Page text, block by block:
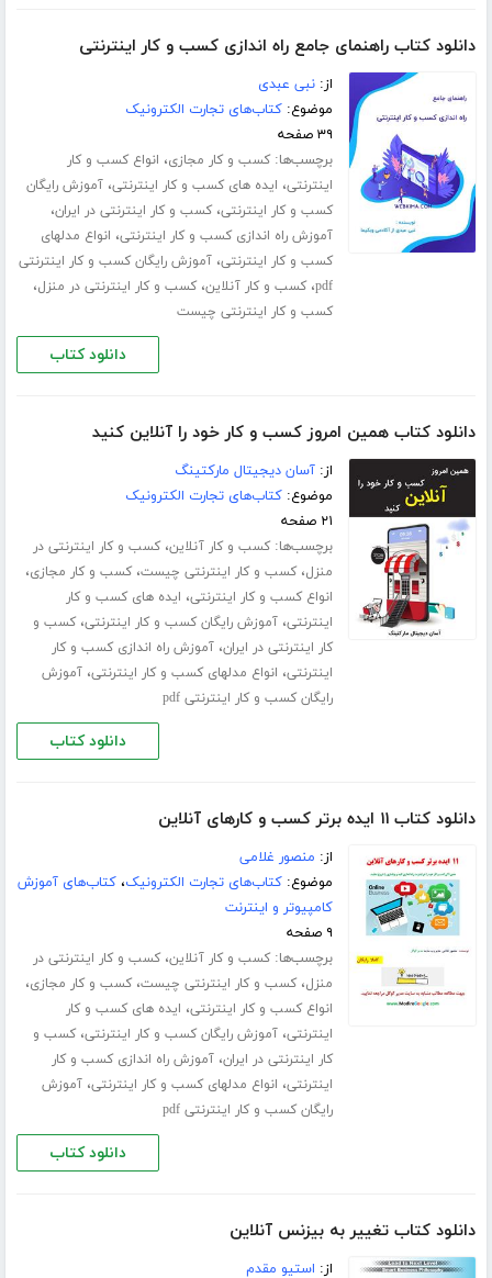
دانلود کتاب راهنمای جامع راه اندازی کسب و کار اینترنتی
از:نبی عبدی
موضوع:کتاب‌های تجارت الکترونیک
۳۹ صفحه
برچسب‌ها:کسب و کار مجازی، انواع کسب و کار
اینترنتی، ایده های کسب و کار اینترنتی،آموزش رایگان
کسب و کار اینترنتی،کسب و کار اینترنتی در ایران،
آموزش راه اندازی کسب و کار اینترنتی، انواع مدلهای
کسب و کار اینترنتی،آموزش رایگان کسب و کار اینترنتی
pdf،کسب و کار آنلاین،کسب و کار اینترنتی در منزل،
کسب و کار اینترنتی چیست
دانلود کتاب
دانلود کتاب همین امروز کسب و کار خود را آنلاین کنید
از:آسان دیجیتال مارکتینگ
موضوع:کتاب‌های تجارت الکترونیک
۲۱ صفحه
برچسب‌ها:کسب و کار آنلاین،کسب و کار اینترنتی در
منزل،کسب و کار اینترنتی چیست،کسب و کار مجازی،
انواع کسب و کار اینترنتی، ایده های کسب و کار
اینترنتی،آموزش رایگان کسب و کار اینترنتی،کسب و
کار اینترنتی در ایران،آموزش راه اندازی کسب و کار
اینترنتی، انواع مدلهای کسب و کار اینترنتی،آموزش
رایگان کسب و کار اینترنتی pdf
دانلود کتاب
دانلود کتاب ۱۱ ایده برتر کسب و کارهای آنلاین
از: منصور غلامی
موضوع:کتاب‌های تجارت الکترونیک،کتاب‌های آموزش
کامپیوتر و اینترنت
۹ صفحه
برچسب‌ها:کسب و کار آنلاین،کسب و کار اینترنتی در
منزل،کسب و کار اینترنتی چیست،کسب و کار مجازی،
انواع کسب و کار اینترنتی، ایده های کسب و کار
اینترنتی،آموزش رایگان کسب و کار اینترنتی،کسب و
کار اینترنتی در ایران،آموزش راه اندازی کسب و کار
اینترنتی، انواع مدلهای کسب و کار اینترنتی،آموزش
رایگان کسب و کار اینترنتی pdf
دانلود کتاب
دانلود کتاب تغییر به بیزنس آنلاین
از: استیو مقدم